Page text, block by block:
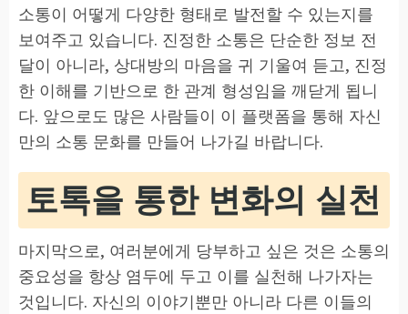
소통이 어떻게 다양한 형태로 발전할 수 있는지를
보여주고 있습니다. 진정한 소통은 단순한 정보 전
달이 아니라, 상대방의 마음을 귀 기울여 듣고, 진정
한 이해를 기반으로 한 관계 형성임을 깨닫게 됩니
다. 앞으로도 많은 사람들이 이 플랫폼을 통해 자신
만의 소통 문화를 만들어 나가길 바랍니다.
토톡을 통한 변화의 실천
마지막으로, 여러분에게 당부하고 싶은 것은 소통의
중요성을 항상 염두에 두고 이를 실천해 나가자는
것입니다. 자신의 이야기뿐만 아니라 다른 이들의